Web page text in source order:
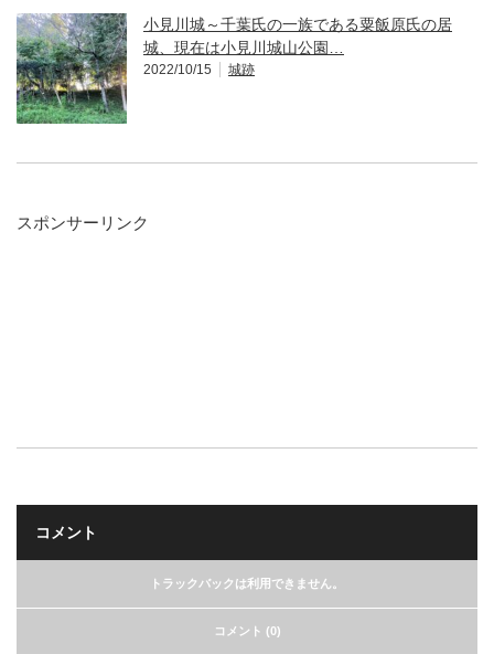
小見川城～千葉氏の一族である粟飯原氏の居
城、現在は小見川城山公園…
2022/10/15 城跡
スポンサーリンク
コメント
トラックバックは利用できません。
コメント (0)